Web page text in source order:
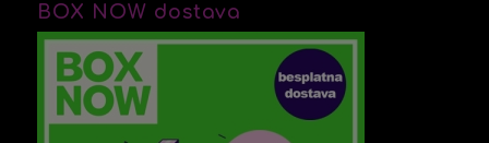
BOX NOW dostava